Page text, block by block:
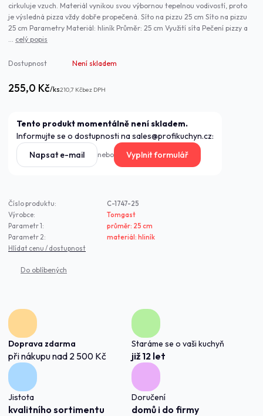
cirkuluje vzuch. Materiál vynikou svou výbornou tepelnou vodivostí, proto
je výsledná pizza vždy dobře propečená. Síto na pizzu 25 cm Síto na pizzu
25 cm Parametry Materiál: hliník Průměr: 25 cm Využití síta Pečení pizzy a
... celý popis
Dostupnost Není skladem
255,0 Kč/ks210,7 Kčbez DPH
Tento produkt momentálně není skladem.
Informujte se o dostupnosti na sales@profikuchyn.cz:
Napsat e-mail
nebo Vyplnit formulář
Číslo produktu:
C-1747-25
Výrobce:
Tomgast
Parametr 1:
průměr: 25 cm
Parametr 2:
materiál: hliník
Hlídat cenu / dostupnost
Doprava zdarma
při nákupu nad 2 500 Kč
Staráme se o vaši kuchyň
již 12 let
Jistota
kvalitního sortimentu
Doručení
domů i do firmy